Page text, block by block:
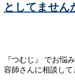
としてません
『つむじ』 でお悩
容師さんに相談して